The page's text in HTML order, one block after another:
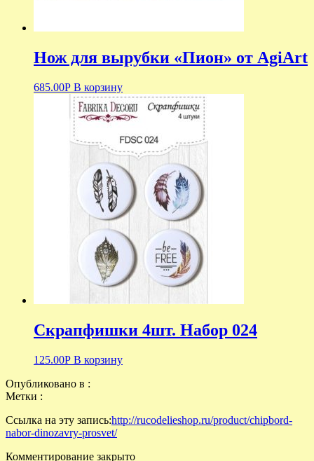
Нож для вырубки «Пион» от AgiArt
685.00Р В корзину
Скрапфишки 4шт. Набор 024
125.00Р В корзину
Опубликовано в :
Метки :
Ссылка на эту запись:http://rucodelieshop.ru/product/chipbord-
nabor-dinozavry-prosvet/
Комментирование закрыто